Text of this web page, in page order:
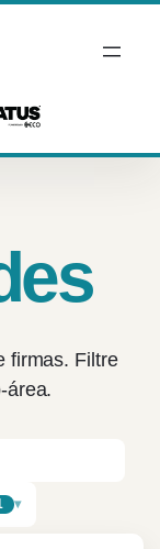
firmas. Filtre
área.